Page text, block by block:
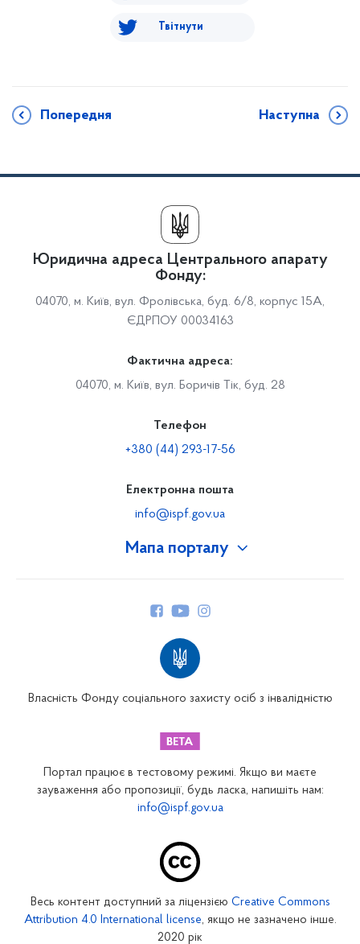
Твітнути
Попередня Наступна
Мапа порталу
Закарпатське відділення
Запорізьке відділення
Кіровоградське відділення
Юридична адреса Центрального апарату
Фонду:
04070, м. Київ, вул. Фролівська, буд. 6/8, корпус 15А,
ЄДРПОУ 00034163
Фактична адреса:
04070, м. Київ, вул. Боричів Тік, буд. 28
Телефон
+380 (44) 293-17-56
Електронна пошта
info@ispf.gov.ua
Власність Фонду соціального захисту осіб з інвалідністю
Портал працює в тестовому режимі. Якщо ви маєте
зауваження або пропозиції, будь ласка, напишіть нам:
info@ispf.gov.ua
Весь контент доступний за ліцензією Creative Commons
Attribution 4.0 International license, якщо не зазначено інше.
2020 рік